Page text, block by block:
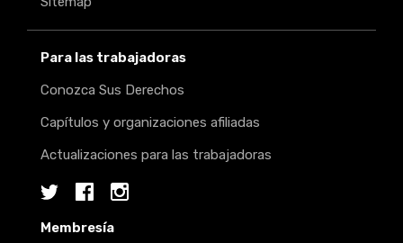
Para las trabajadoras
Conozca Sus Derechos
Capítulos y organizaciones afiliadas
Actualizaciones para las trabajadoras
TwitterFacebookInstagram
Membresía